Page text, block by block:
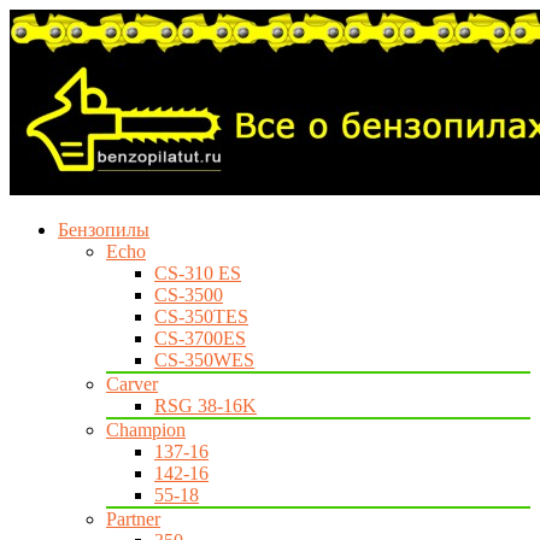
Бензопилы
Echo
CS-310 ES
CS-3500
CS-350TES
CS-3700ES
CS-350WES
Carver
RSG 38-16K
Champion
137-16
142-16
55-18
Partner